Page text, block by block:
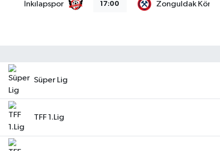
İnkılapspor 17:00 Zonguldak
Süper Lig
TFF 1.Lig